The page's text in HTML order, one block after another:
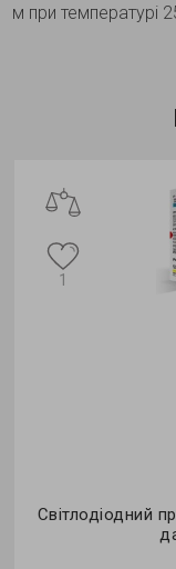
м при температурі
Світлодіодний
1